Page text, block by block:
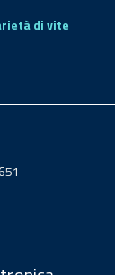
di vite